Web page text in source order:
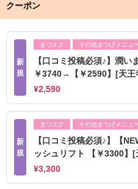
クーポン
新
規
まつエク その他まつげメニュ
【口コミ投稿必須♪】潤い
￥3740→【￥2590】[天王
¥2,590
新
規
まつエク その他まつげメニュ
【口コミ投稿必須♪】【
ッシュリフト 【￥3300】[
¥3,300